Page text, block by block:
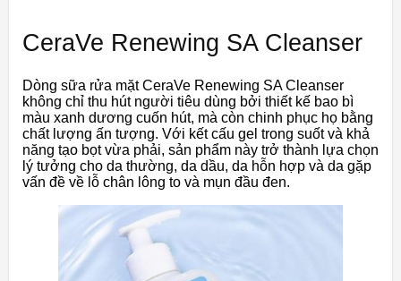
CeraVe Renewing SA Cleanser
Dòng sữa rửa mặt CeraVe Renewing SA Cleanser
không chỉ thu hút người tiêu dùng bởi thiết kế bao bì
màu xanh dương cuốn hút, mà còn chinh phục họ bằng
chất lượng ấn tượng. Với kết cấu gel trong suốt và khả
năng tạo bọt vừa phải, sản phẩm này trở thành lựa chọn
lý tưởng cho da thường, da dầu, da hỗn hợp và da gặp
vấn đề về lỗ chân lông to và mụn đầu đen.